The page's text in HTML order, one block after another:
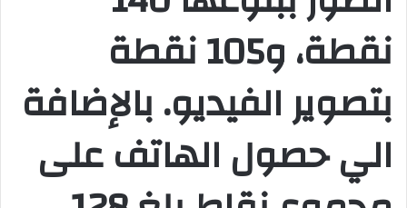
نقطة، و105 نقطة
بتصوير الفيديو. بالإضافة
الي حصول الهاتف على